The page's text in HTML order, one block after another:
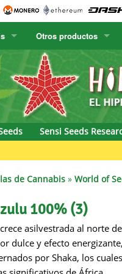
CBD Crew
Chronic & Caviar
Delicious Seeds
Dr. Underground Seeds
Dutch Passion
Empire Seeds
Exotic Seeds
Otros productos
Semillas de cactus
Flora Canaria
Sensi Seeds
de Cannabis » World of
100% (3)
asilvestrada al norte
dulce y efecto
por Shaka, los